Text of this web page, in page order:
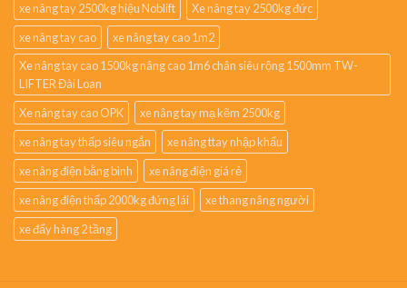
xe nâng tay 2500kg hiệu Noblift
Xe nâng tay 2500kg đức
xe nâng tay cao
xe nâng tay cao 1m2
Xe nâng tay cao 1500kg nâng cao 1m6 chân siêu rộng 1500mm TW-
LIFTER Đài Loan
Xe nâng tay cao OPK
xe nâng tay mạ kẽm 2500kg
xe nâng tay thấp siêu ngắn
xe nâng ttay nhập khẩu
xe nâng điện bằng bình
xe nâng điện giá rẻ
xe nâng điện thấp 2000kg đứng lái
xe thang nâng người
xe đẩy hàng 2 tầng